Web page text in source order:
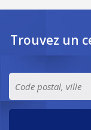
Trouvez un